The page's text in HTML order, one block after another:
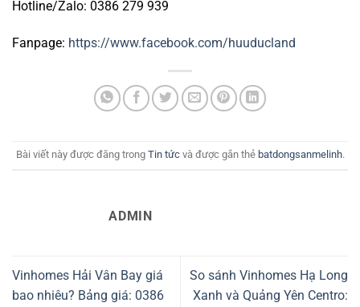
Hotline/Zalo: 0386 279 939
Fanpage: https://www.facebook.com/huuducland
Bài viết này được đăng trong Tin tứcvà được gắn thẻ batdongsanmelinh.
ADMIN
Vinhomes Hải Vân Bay giá
bao nhiêu? Bảng giá: 0386
So sánh Vinhomes Hạ Long
Xanh và Quảng Yên Centro: